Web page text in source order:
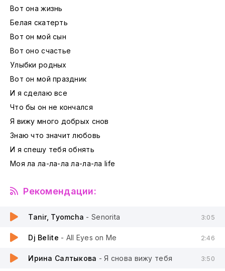
Вот она жизнь
Белая скатерть
Вот он мой сын
Вот оно счастье
Улыбки родных
Вот он мой праздник
И я сделаю все
Что бы он не кончался
Я вижу много добрых снов
Знаю что значит любовь
И я спешу тебя обнять
Моя ла ла-ла-ла ла-ла-ла life
Рекомендации:
Tanir, Tyomcha - Senorita 3:05
Dj Belite - All Eyes on Me 2:46
Ирина Салтыкова - Я снова вижу тебя 3:50